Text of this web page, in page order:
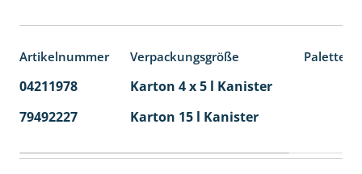
Artikelnummer Verpackungsgröße
04211978 Karton 4 x 5 l Kanister
79492227
Karton 15 l Kanister